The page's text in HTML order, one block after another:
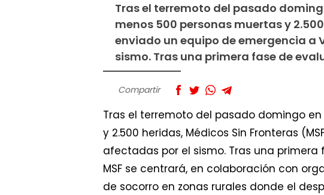
Tras el terremoto del pasado
menos 500 personas muertas y
enviado un equipo de emergencia a
sismo. Tras una primera fase de
Compartir
Tras el terremoto del pasado domingo
y 2.500 heridas, Médicos Sin Fronteras
afectadas por el sismo. Tras una
MSF se centrará, en colaboración con
de socorro en zonas rurales donde el